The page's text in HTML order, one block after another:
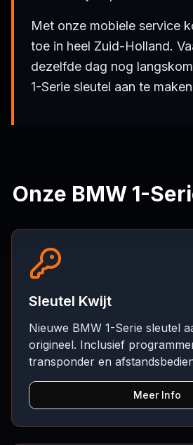
Met onze mobiele service
toe in heel Zuid-Holland.
dezelfde dag nog
1-Serie sleutel aan te
Onze BMW 1-
Sleutel Kwijt
Nieuwe BMW 1-Serie sleutel
origineel. Inclusief
transponder en
Meer Info